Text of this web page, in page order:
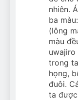
nhiên.
ba
(lông
màu
uwajiro
trong
họng,
đuôi.
ta